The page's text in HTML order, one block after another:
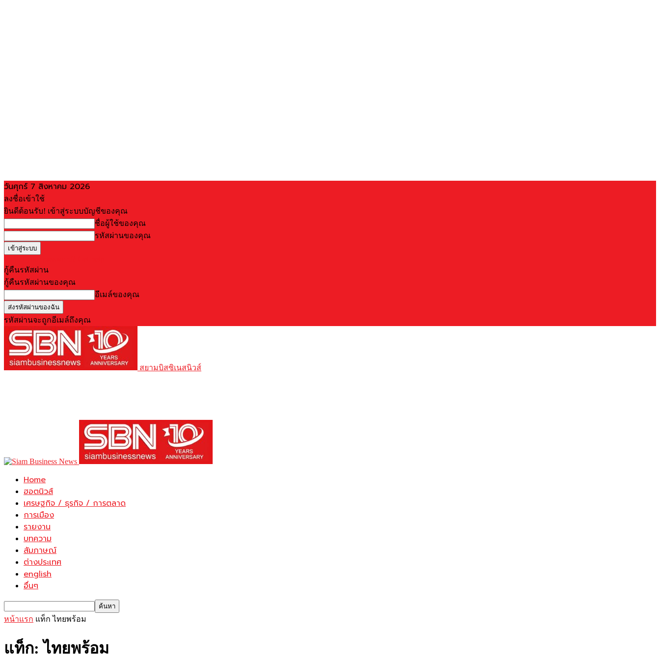
วันศุกร์ 7 สิงหาคม 2026
ลงชื่อเข้าใช้
ยินดีต้อนรับ! เข้าสู่ระบบบัญชีของคุณ
ชื่อผู้ใช้ของคุณ
รหัสผ่านของคุณ
กู้คืนรหัสผ่าน
กู้คืนรหัสผ่านของคุณ
อีเมล์ของคุณ
รหัสผ่านจะถูกอีเมล์ถึงคุณ
สยามบิสซิเนสนิวส์
Home
ฮอตนิวส์
เศรษฐกิจ / ธุรกิจ / การตลาด
การเมือง
รายงาน
บทความ
สัมภาษณ์
ต่างประเทศ
english
อื่นๆ
หน้าแรก แท็ก ไทยพร้อม
แท็ก: ไทยพร้อม